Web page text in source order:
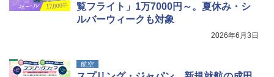
覧フライト」1万7000円～。夏休み・シ
ルバーウィークも対象
2026年6月3日
航空